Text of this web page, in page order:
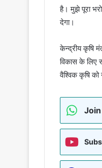
है। मुझे पूरा
देगा।
केन्द्रीय कृषि
विकास के लिए
वैश्विक कृषि